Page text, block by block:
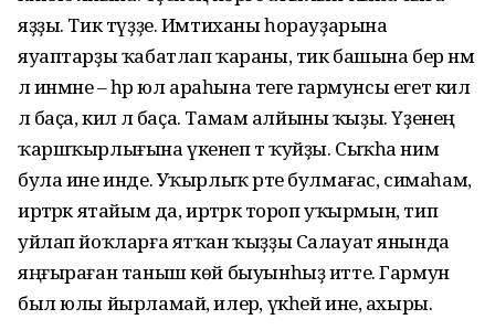
яҙҙы. Тик түҙҙе. Имтиханы һорауҙарына
яуаптарҙы ҡабатлап ҡараны, тик башына бер нәмә
лә инмәне – һәр юл араһына теге гармунсы егет килә
лә баҫа, килә лә баҫа. Тамам алйыны ҡыҙы. Үҙенең
ҡаршҡырлығына үкенеп тә ҡуйҙы. Сыҡһа нимә
була ине инде. Уҡырлыҡ рәте булмағас, симаһам,
иртәрәк ятайым да, иртәрәк тороп уҡырмын, тип
уйлап йоҡларға ятҡан ҡыҙҙы Салауат янында
яңғыраған таныш көй быуынһыҙ итте. Гармун
был юлы йырламай, илерә, үкһей ине, ахыры.